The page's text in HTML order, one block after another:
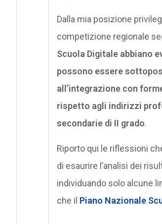
Dalla mia posizione
competizione regionale
Scuola Digitale abbiano
possono essere
all’integrazione con
rispetto agli indirizzi
secondarie di II grado.
Riporto qui le riflessioni
di esaurire l’analisi dei
individuando solo alcune
che il Piano Nazionale